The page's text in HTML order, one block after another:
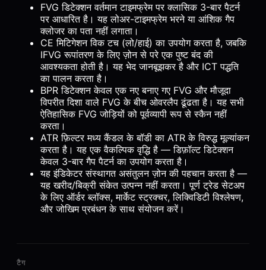
FVG डिटेक्शन वर्तमान टाइमफ्रेम पर क्लासिक 3-बार पैटर्न
पर आधारित है। यह लोअर-टाइमफ्रेम भरने या आंशिक गैप
क्लोजर का पता नहीं लगाता।
CE मिटिगेशन विक टच (लो/हाई) का उपयोग करता है, जबकि
IFVG रूपांतरण के लिए ज़ोन से परे एक पुष्ट बंद की
आवश्यकता होती है। यह भेद जानबूझकर है और ICT पद्धति
का पालन करता है।
BPR डिटेक्शन केवल एक नए बनाए गए FVG और मौजूदा
विपरीत दिशा वाले FVG के बीच ओवरलैप ढूंढता है। यह सभी
ऐतिहासिक FVG जोड़ियों को पूर्वव्यापी रूप से स्कैन नहीं
करता।
ATR फ़िल्टर मध्य कैंडल के बॉडी का ATR के विरुद्ध मूल्यांकन
करता है। यह एक वैकल्पिक वृद्धि है — डिफ़ॉल्ट डिटेक्शन
केवल 3-बार गैप पैटर्न का उपयोग करता है।
यह इंडिकेटर संस्थागत असंतुलन ज़ोन की पहचान करता है —
यह खरीद/बिक्री संकेत उत्पन्न नहीं करता। पूर्ण ट्रेड सेटअप
के लिए ऑर्डर ब्लॉक्स, मार्केट स्ट्रक्चर, लिक्विडिटी विश्लेषण,
और जोखिम प्रबंधन के साथ संयोजन करें।
टैग